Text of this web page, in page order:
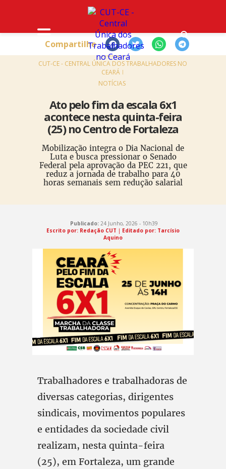
HOME
CUT-CE - CENTRAL ÚNICA DOS TRABALHADORES NO
CEARÁ
NOTÍCIAS
Ato pelo fim da escala 6x1
acontece nesta quinta-feira
(25) no Centro de Fortaleza
Mobilização integra o Dia Nacional de
Luta e busca pressionar o Senado
Federal pela aprovação da PEC 221, que
reduz a jornada de trabalho para 40
horas semanais sem redução salarial
Compartilhe
Publicado:24 Junho, 2026 - 10h39
Escrito por: Redação CUT | Editado por: Tarcísio
Aquino
Trabalhadores e trabalhadoras de
diversas categorias, dirigentes
sindicais, movimentos populares
e entidades da sociedade civil
realizam, nesta quinta-feira
(25), em Fortaleza, um grande